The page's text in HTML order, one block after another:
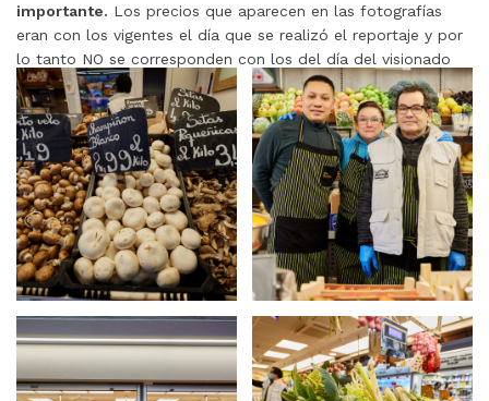
importante. Los precios que aparecen en las fotografías
eran con los vigentes el día que se realizó el reportaje y por
lo tanto NO se corresponden con los del día del visionado
de la presente entrada.